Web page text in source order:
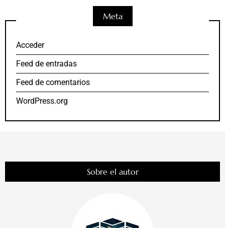
Meta
Acceder
Feed de entradas
Feed de comentarios
WordPress.org
Sobre el autor